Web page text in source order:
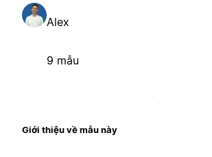
Alex
9 mẫu
Giới thiệu về mẫu này